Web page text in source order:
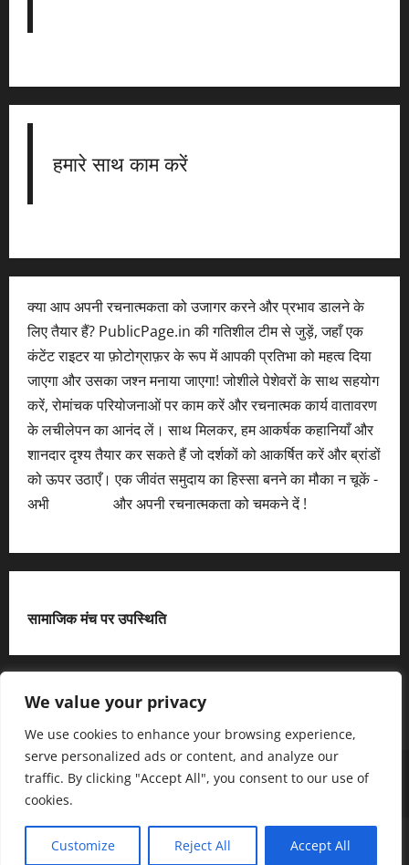
We value your privacy
We use cookies to enhance your browsing experience,
serve personalized ads or content, and analyze our
traffic. By clicking "Accept All", you consent to our use of
cookies.
Customize Reject All Accept All
हमारे साथ काम करें
क्या आप अपनी रचनात्मकता को उजागर करने और प्रभाव डालने के
लिए तैयार हैं? PublicPage.in की गतिशील टीम से जुड़ें, जहाँ एक
कंटेंट राइटर या फ़ोटोग्राफ़र के रूप में आपकी प्रतिभा को महत्व दिया
जाएगा और उसका जश्न मनाया जाएगा! जोशीले पेशेवरों के साथ सहयोग
करें, रोमांचक परियोजनाओं पर काम करें और रचनात्मक कार्य वातावरण
के लचीलेपन का आनंद लें। साथ मिलकर, हम आकर्षक कहानियाँ और
शानदार दृश्य तैयार कर सकते हैं जो दर्शकों को आकर्षित करें और ब्रांडों
को ऊपर उठाएँ। एक जीवंत समुदाय का हिस्सा बनने का मौका न चूकें -
अभी
और अपनी रचनात्मकता को चमकने दें !
सामाजिक मंच पर उपस्थिति
X
हमसे जुड़ें
आधिकारिक नीति पृष्ठ (Privacy Policy)
Copyright © All rights reserved. MoreNews द्धारा AF